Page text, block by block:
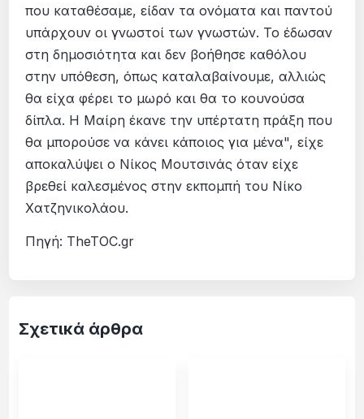
που καταθέσαμε, είδαν τα ονόματα και παντού
υπάρχουν οι γνωστοί των γνωστών. Το έδωσαν
στη δημοσιότητα και δεν βοήθησε καθόλου
στην υπόθεση, όπως καταλαβαίνουμε, αλλιώς
θα είχα φέρει το μωρό και θα το κουνούσα
δίπλα. Η Μαίρη έκανε την υπέρτατη πράξη που
θα μπορούσε να κάνει κάποιος για μένα", είχε
αποκαλύψει ο Νίκος Μουτσινάς όταν είχε
βρεθεί καλεσμένος στην εκπομπή του Νίκο
Χατζηνικολάου.
Πηγή: TheTOC.gr
Σχετικά άρθρα